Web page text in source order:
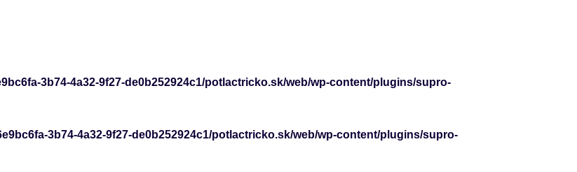
3b74-4a32-9f27-de0b252924c1/potlactricko.sk/web/wp-content/plugins/supro-
3b74-4a32-9f27-de0b252924c1/potlactricko.sk/web/wp-content/plugins/supro-